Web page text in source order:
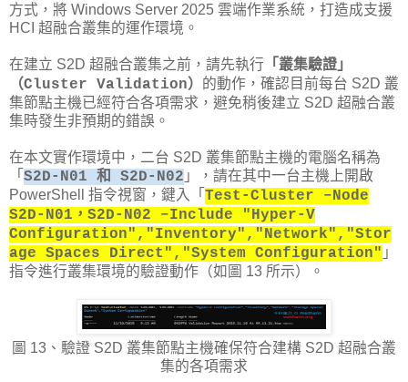
方式，將 Windows Server 2025 雲端作業系統，打造成支援
HCI 超融合叢集的運作環境。
在建立 S2D 超融合叢集之前，請先執行 「叢集驗證」
（Cluster Validation） 的動作，確認目前每台 S2D 叢
集節點主機已經符合各項需求，避免稍後建立 S2D 超融合叢
集時發生非預期的錯誤。
在本文實作環境中，二台 S2D 叢集節點主機的電腦名稱為
「 S2D-N01 和 S2D-N02 」，請在其中一台主機上開啟
PowerShell 指令視窗，鍵入「 Test-Cluster –Node
S2D-N01，S2D-N02 –Include "Hyper-V
Configuration","Inventory","Network","Stor
age Spaces Direct","System Configuration" 」
指令進行叢集環境的驗證動作（如圖 13 所示）。
圖 13、驗證 S2D 叢集節點主機確保符合建構 S2D 超融合叢
集的各項需求